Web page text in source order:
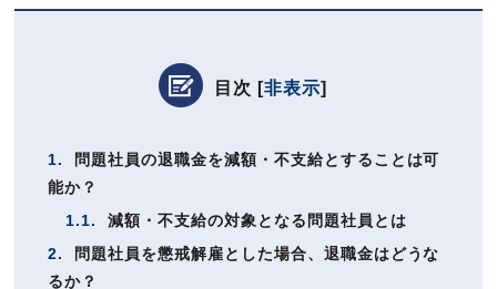
目次 [非表示]
1.
問題社員の退職金を減額・不支給とすることは可
能か？
1.1.
減額・不支給の対象となる問題社員とは
2.
問題社員を懲戒解雇とした場合、退職金はどうな
るか？